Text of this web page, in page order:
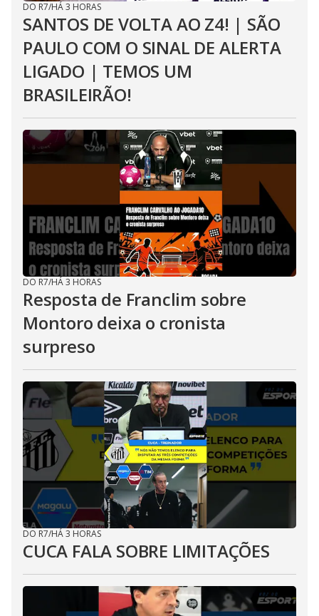
DO R7/HÁ 3 HORAS
SANTOS DE VOLTA AO Z4! | SÃO
PAULO COM O SINAL DE ALERTA
LIGADO | TEMOS UM
BRASILEIRÃO!
DO R7/HÁ 3 HORAS
Resposta de Franclim sobre
Montoro deixa o cronista
surpreso
DO R7/HÁ 3 HORAS
CUCA FALA SOBRE LIMITAÇÕES